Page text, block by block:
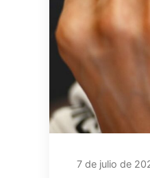
7 de julio de